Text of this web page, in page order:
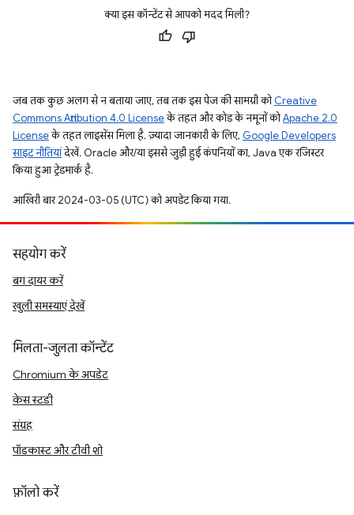
क्या इस कॉन्टेंट से आपको मदद मिली?
जब तक कुछ अलग से न बताया जाए, तब तक इस पेज की सामग्री कोCreative
Commons Attribution 4.0 Licenseके तहत और कोड के नमूनों कोApache 2.0
Licenseके तहत लाइसेंस मिला है. ज़्यादा जानकारी के लिए, Google Developers
साइट नीतियांदेखें. Oracle और/या इससे जुड़ी हुई कंपनियों का, Java एक रजिस्टर
किया हुआ ट्रेडमार्क है.
आखिरी बार 2024-03-05 (UTC) को अपडेट किया गया.
सहयोग करें
बग दायर करें
खुली समस्याएं देखें
मिलता-जुलता कॉन्टेंट
Chromium के अपडेट
केस स्टडी
संग्रह
पॉडकास्ट और टीवी शो
फ़ॉलो करें